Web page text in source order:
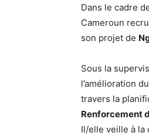
Dans le cadre
Cameroun
son projet de
Sous la
l’amélioration
travers la
Renforcement
Il/elle veille à la